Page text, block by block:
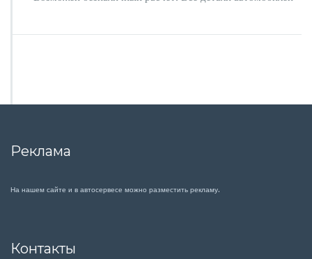
Реклама
На нашем сайте и в автосервесе можно разместить рекламу.
Контакты